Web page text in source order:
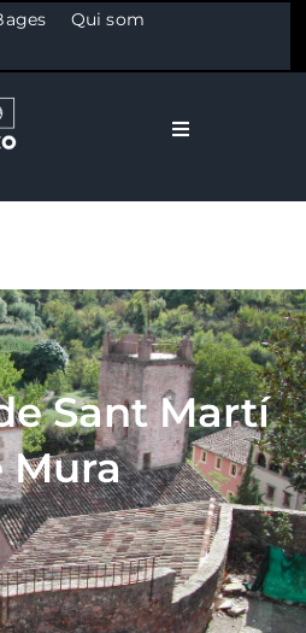
Qui som
Toggle
Sant Martí
Mura